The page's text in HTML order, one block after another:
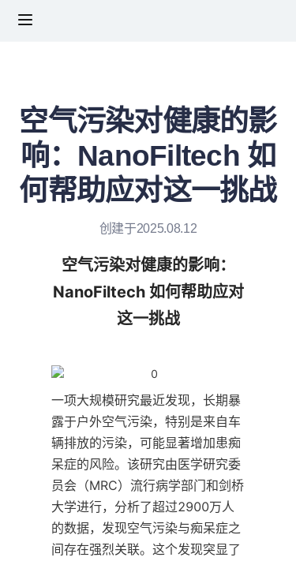
空气污染对健康的影
响：NanoFiltech 如
何帮助应对这一挑战
创建于2025.08.12
空气污染对健康的影响：
NanoFiltech 如何帮助应对
这一挑战
一项大规模研究最近发现，长期暴
露于户外空气污染，特别是来自车
辆排放的污染，可能显著增加患痴
呆症的风险。该研究由医学研究委
员会（MRC）流行病学部门和剑桥
大学进行，分析了超过2900万人
的数据，发现空气污染与痴呆症之
间存在强烈关联。这个发现突显了
关于我们
产品
新闻
常见问题解答